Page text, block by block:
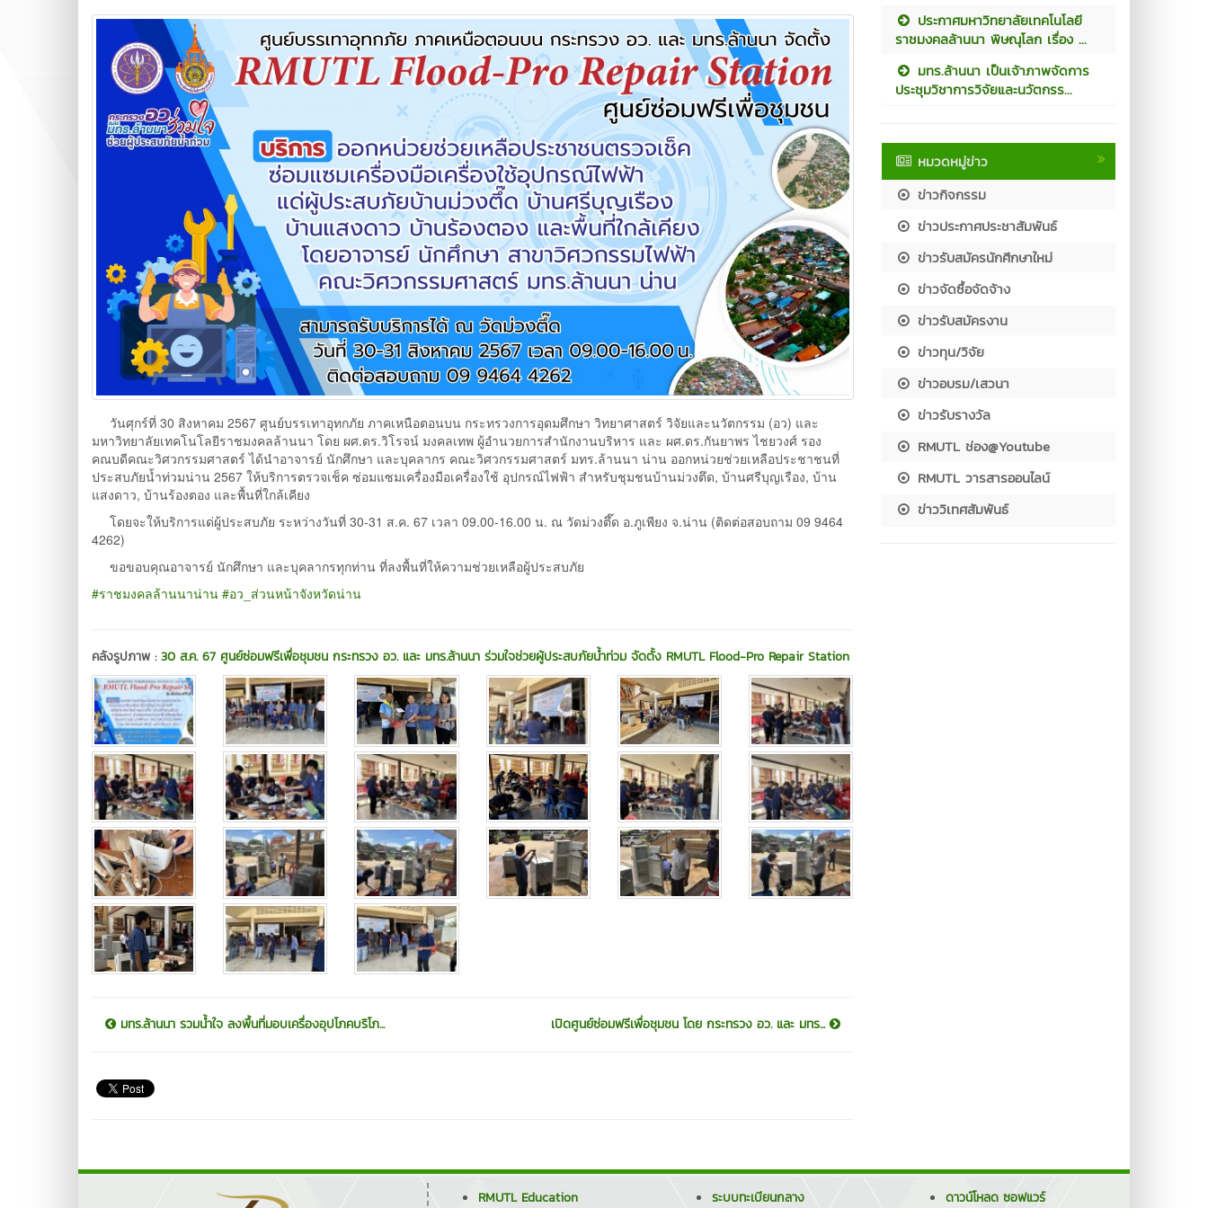
วันศุกร์ที่ 30 สิงหาคม 2567 ศูนย์บรรเทาอุทกภัย ภาคเหนือตอนบน กระทรวงการอุดมศึกษา วิทยาศาสตร์ วิจัยและนวัตกรรม (อว) และ
มหาวิทยาลัยเทคโนโลยีราชมงคลล้านนา โดย ผศ.ดร.วิโรจน์ มงคลเทพ ผู้อำนวยการสำนักงานบริหาร และ ผศ.ดร.กันยาพร ไชยวงศ์ รอง
คณบดีคณะวิศวกรรมศาสตร์ ได้นำอาจารย์ นักศึกษา และบุคลากร คณะวิศวกรรมศาสตร์ มทร.ล้านนา น่าน ออกหน่วยช่วยเหลือประชาชนที่
ประสบภัยน้ำท่วมน่าน 2567 ให้บริการตรวจเช็ค ซ่อมแซมเครื่องมือเครื่องใช้ อุปกรณ์ไฟฟ้า สำหรับชุมชนบ้านม่วงตึด, บ้านศรีบุญเรือง, บ้าน
แสงดาว, บ้านร้องตอง และพื้นที่ใกล้เคียง
โดยจะให้บริการแด่ผู้ประสบภัย ระหว่างวันที่ 30-31 ส.ค. 67 เวลา 09.00-16.00 น. ณ วัดม่วงตึ๊ด อ.ภูเพียง จ.น่าน (ติดต่อสอบถาม 09 9464
4262)
ขอขอบคุณอาจารย์ นักศึกษา และบุคลากรทุกท่าน ที่ลงพื้นที่ให้ความช่วยเหลือผู้ประสบภัย
#ราชมงคลล้านนาน่าน #อว_ส่วนหน้าจังหวัดน่าน
คลังรูปภาพ :30 ส.ค. 67 ศูนย์ซ่อมฟรีเพื่อชุมชน กระทรวง อว. และ มทร.ล้านนา ร่วมใจช่วยผู้ประสบภัยน้ำท่วม จัดตั้ง RMUTL Flood-Pro Repair Station
มทร.ล้านนา รวมน้ำใจ ลงพื้นที่มอบเครื่องอุปโภคบริโภ... เปิดศูนย์ซ่อมฟรีเพื่อชุมชน โดย กระทรวง อว. และ มทร...
ประกาศมหาวิทยาลัยเทคโนโลยี
ราชมงคลล้านนา พิษณุโลก เรื่อง ...
มทร.ล้านนา เป็นเจ้าภาพจัดการ
ประชุมวิชาการวิจัยและนวัตกรร...
หมวดหมู่ข่าว
ข่าวกิจกรรม
ข่าวประกาศประชาสัมพันธ์
ข่าวรับสมัครนักศึกษาใหม่
ข่าวจัดซื้อจัดจ้าง
ข่าวรับสมัครงาน
ข่าวทุน/วิจัย
ข่าวอบรม/เสวนา
ข่าวรับรางวัล
RMUTL ช่อง@Youtube
RMUTL วารสารออนไลน์
ข่าววิเทศสัมพันธ์
RMUTL Education ระบบทะเบียนกลาง ดาวน์โหลด ซอฟแวร์